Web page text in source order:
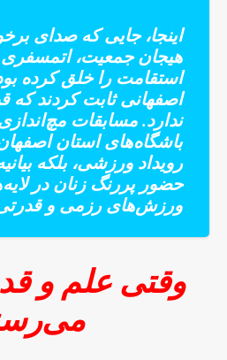
اینجا، جایی که صدای
هیجان جمعیت، اتمسفری
استقامت را خلق کرده
اصفهانی ثابت کردند که
ندارد. مسابقات
باشگاه‌های استان
رویداد ورزشی، بلکه
حضور پررنگ زنان در
ورزش‌های رزمی و
وقتی علم و